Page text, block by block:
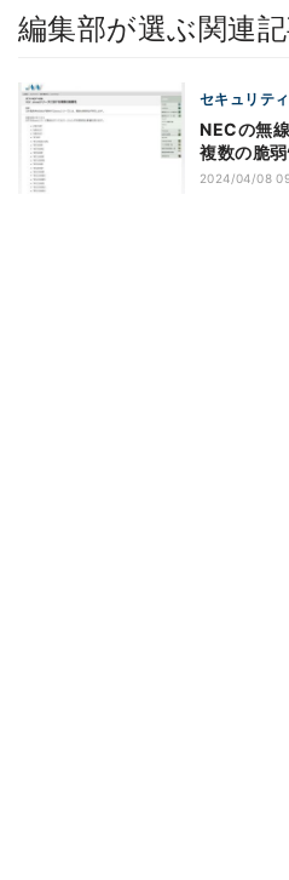
編集部が選ぶ関連
セキュリティ
NECの無
複数の脆
2024/04/08